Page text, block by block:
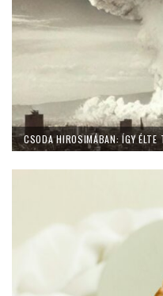
CSODA HIROSIMÁBAN: ÍGY